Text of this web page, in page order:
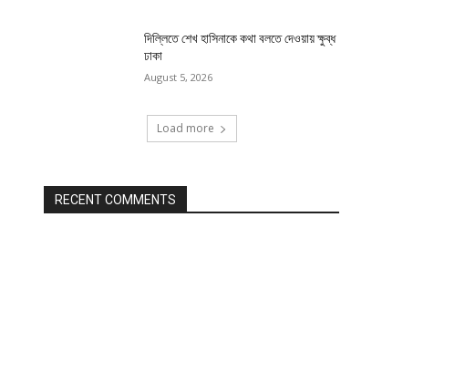
দিল্লিতে শেখ হাসিনাকে কথা বলতে দেওয়ায় ক্ষুব্ধ
ঢাকা
August 5, 2026
Load more
RECENT COMMENTS